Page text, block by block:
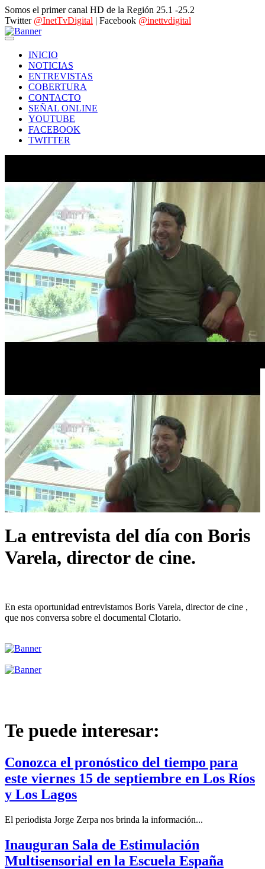
Somos el primer canal HD de la Región 25.1 -25.2
Twitter @InetTvDigital | Facebook @inettvdigital
INICIO
NOTICIAS
ENTREVISTAS
COBERTURA
CONTACTO
SEÑAL ONLINE
YOUTUBE
FACEBOOK
TWITTER
La entrevista del día con Boris
Varela, director de cine.
En esta oportunidad entrevistamos Boris Varela, director de cine ,
que nos conversa sobre el documental Clotario.
Te puede interesar:
Conozca el pronóstico del tiempo para
este viernes 15 de septiembre en Los Ríos
y Los Lagos
El periodista Jorge Zerpa nos brinda la información...
Inauguran Sala de Estimulación
Multisensorial en la Escuela España